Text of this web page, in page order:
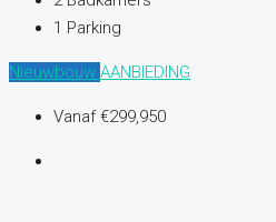
1 Parking
Nieuwbouw AANBIEDING
Vanaf€299,950